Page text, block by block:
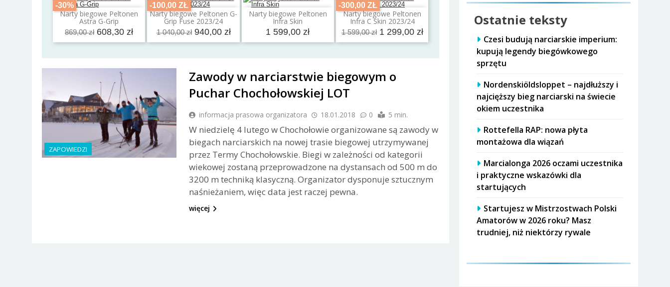
-30%
Narty biegowe Peltonen
Astra G-Grip
869,00 zł 608,30 zł
Dodaj do koszyka
-100,00 ZŁ
Narty biegowe Peltonen G-
Grip Fuse 2023/24
1 040,00 zł 940,00 zł
Dodaj do koszyka Narty biegowe Peltonen
Infra Skin
1 599,00 zł
Dodaj do koszyka
-300,00 ZŁ
Narty biegowe Peltonen
Infra C Skin 2023/24
1 599,00 zł 1 299,00 zł
Dodaj do koszyka
ZAPOWIEDZI
Zawody w narciarstwie biegowym o
Puchar Chochołowskiej LOT
informacja prasowa organizatora 18.01.2018 0 5 min.
W niedzielę 4 lutego w Chochołowie organizowane są zawody w
biegach narciarskich na nowej trasie biegowej utrzymywanej
przez Termy Chochołowskie. Biegi w zależności od kategorii
wiekowej zostaną przeprowadzone na dystansach od 500 m do
3200 m techniką klasyczną. Organizator dysponuje sztucznym
naśnieżaniem, więc data jest raczej pewna.
więcej
Ostatnie teksty
Czesi budują narciarskie imperium:
kupują legendy biegówkowego
sprzętu
Nordenskiöldsloppet – najdłuższy i
najcięższy bieg narciarski na świecie
okiem uczestnika
Rottefella RAP: nowa płyta
montażowa dla wiązań
Marcialonga 2026 oczami uczestnika
i praktyczne wskazówki dla
startujących
Startujesz w Mistrzostwach Polski
Amatorów w 2026 roku? Masz
trudniej, niż niektórzy rywale